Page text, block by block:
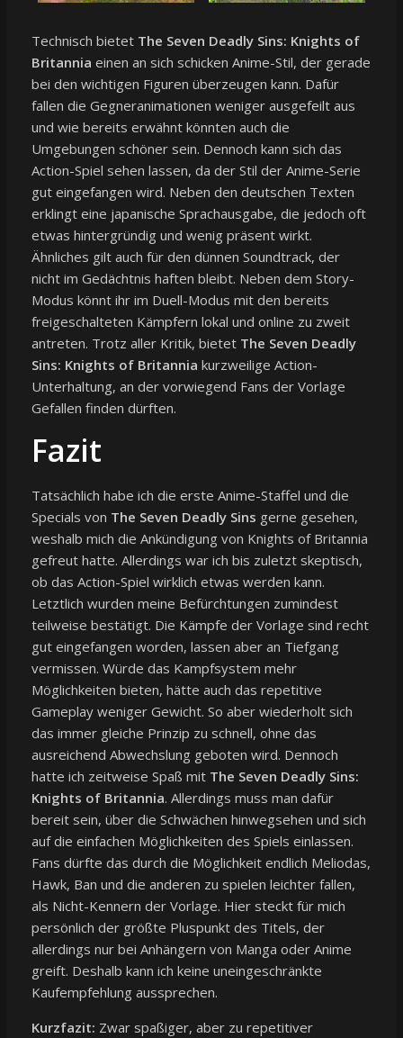
Technisch bietet The Seven Deadly Sins: Knights of
Britannia einen an sich schicken Anime-Stil, der gerade
bei den wichtigen Figuren überzeugen kann. Dafür
fallen die Gegneranimationen weniger ausgefeilt aus
und wie bereits erwähnt könnten auch die
Umgebungen schöner sein. Dennoch kann sich das
Action-Spiel sehen lassen, da der Stil der Anime-Serie
gut eingefangen wird. Neben den deutschen Texten
erklingt eine japanische Sprachausgabe, die jedoch oft
etwas hintergründig und wenig präsent wirkt.
Ähnliches gilt auch für den dünnen Soundtrack, der
nicht im Gedächtnis haften bleibt. Neben dem Story-
Modus könnt ihr im Duell-Modus mit den bereits
freigeschalteten Kämpfern lokal und online zu zweit
antreten. Trotz aller Kritik, bietet The Seven Deadly
Sins: Knights of Britannia kurzweilige Action-
Unterhaltung, an der vorwiegend Fans der Vorlage
Gefallen finden dürften.
Fazit
Tatsächlich habe ich die erste Anime-Staffel und die
Specials von The Seven Deadly Sins gerne gesehen,
weshalb mich die Ankündigung von Knights of Britannia
gefreut hatte. Allerdings war ich bis zuletzt skeptisch,
ob das Action-Spiel wirklich etwas werden kann.
Letztlich wurden meine Befürchtungen zumindest
teilweise bestätigt. Die Kämpfe der Vorlage sind recht
gut eingefangen worden, lassen aber an Tiefgang
vermissen. Würde das Kampfsystem mehr
Möglichkeiten bieten, hätte auch das repetitive
Gameplay weniger Gewicht. So aber wiederholt sich
das immer gleiche Prinzip zu schnell, ohne das
ausreichend Abwechslung geboten wird. Dennoch
hatte ich zeitweise Spaß mit The Seven Deadly Sins:
Knights of Britannia. Allerdings muss man dafür
bereit sein, über die Schwächen hinwegsehen und sich
auf die einfachen Möglichkeiten des Spiels einlassen.
Fans dürfte das durch die Möglichkeit endlich Meliodas,
Hawk, Ban und die anderen zu spielen leichter fallen,
als Nicht-Kennern der Vorlage. Hier steckt für mich
persönlich der größte Pluspunkt des Titels, der
allerdings nur bei Anhängern von Manga oder Anime
greift. Deshalb kann ich keine uneingeschränkte
Kaufempfehlung aussprechen.
Kurzfazit: Zwar spaßiger, aber zu repetitiver